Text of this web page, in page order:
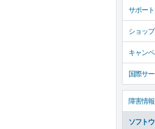
サポート
ショップ
キャン
国際サ
障害情報
ソフト